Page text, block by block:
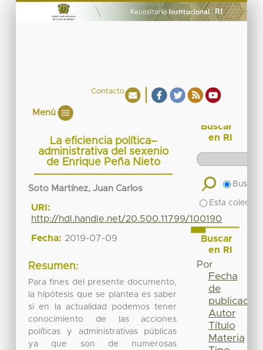
Contacto
Menú
La eficiencia política–
administrativa del sexenio
de Enrique Peña Nieto
Soto Martínez, Juan Carlos
URI:
http://hdl.handle.net/20.500.11799/100190
Fecha: 2019-07-09
Resumen:
Para fines del presente documento,
la hipótesis que se plantea es saber
si en la actualidad podemos tener
conocimiento de las acciones
políticas y administrativas públicas
ya que son de numerosas
Buscar
en RI
Buscar
Esta
Buscar
en RI
Por
Fecha
de
publicación
Autor
Título
Materia